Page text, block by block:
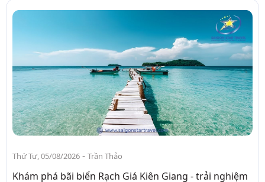
Thứ Tư, 05/08/2026 - Trần Thảo
Khám phá bãi biển Rạch Giá Kiên Giang - trải nghiệm